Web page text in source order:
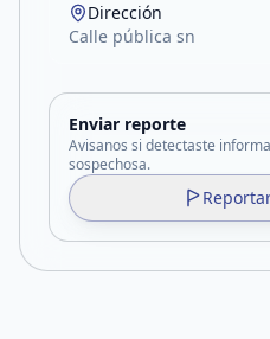
Dirección
Calle pública sn
Enviar reporte
Avisanos si detectaste
sospechosa.